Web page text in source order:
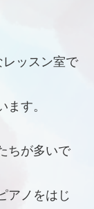
ッスン室で
す。
ちが多いで
アノをはじ